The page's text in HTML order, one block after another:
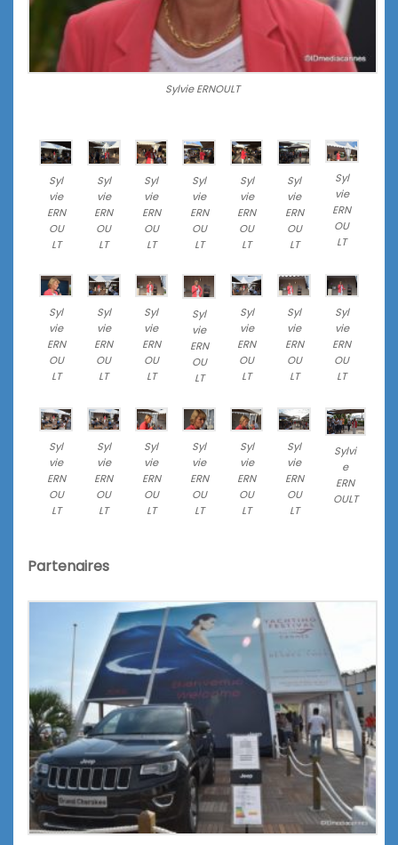
Sylvie ERNOULT
Syl
vie
ERN
OU
LT
Syl
vie
ERN
OU
LT
Syl
vie
ERN
OU
LT
Syl
vie
ERN
OU
LT
Syl
vie
ERN
OU
LT
Syl
vie
ERN
OU
LT
Syl
vie
ERN
OU
LT
Syl
vie
ERN
OU
LT
Syl
vie
ERN
OU
LT
Syl
vie
ERN
OU
LT
Syl
vie
ERN
OU
LT
Syl
vie
ERN
OU
LT
Syl
vie
ERN
OU
LT
Syl
vie
ERN
OU
LT
Syl
vie
ERN
OU
LT
Syl
vie
ERN
OU
LT
Syl
vie
ERN
OU
LT
Syl
vie
ERN
OU
LT
Syl
vie
ERN
OU
LT
Syl
vie
ERN
OU
LT
Sylvi
e
ERN
OULT
Partenaires